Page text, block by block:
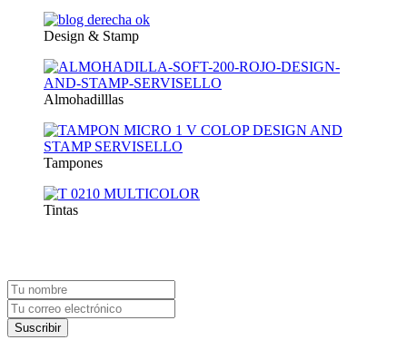
Design & Stamp
Almohadilllas
Tampones
Tintas